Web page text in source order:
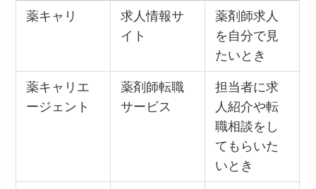
薬キャリ
求人情報サ
イト
薬剤師求人
を自分で見
たいとき
薬キャリエ
ージェント
薬剤師転職
サービス
担当者に求
人紹介や転
職相談をし
てもらいた
いとき